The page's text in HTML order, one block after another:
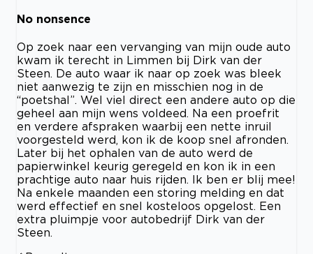
No nonsence
Op zoek naar een vervanging van mijn oude auto
kwam ik terecht in Limmen bij Dirk van der
Steen. De auto waar ik naar op zoek was bleek
niet aanwezig te zijn en misschien nog in de
“poetshal”. Wel viel direct een andere auto op die
geheel aan mijn wens voldeed. Na een proefrit
en verdere afspraken waarbij een nette inruil
voorgesteld werd, kon ik de koop snel afronden.
Later bij het ophalen van de auto werd de
papierwinkel keurig geregeld en kon ik in een
prachtige auto naar huis rijden. Ik ben er blij mee!
Na enkele maanden een storing melding en dat
werd effectief en snel kosteloos opgelost. Een
extra pluimpje voor autobedrijf Dirk van der
Steen.